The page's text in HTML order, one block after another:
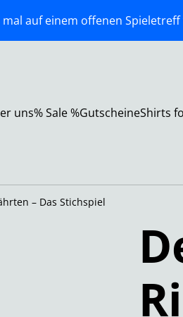
auf einem offenen
uns% Sale %GutscheineShirts
– Das Stichspiel